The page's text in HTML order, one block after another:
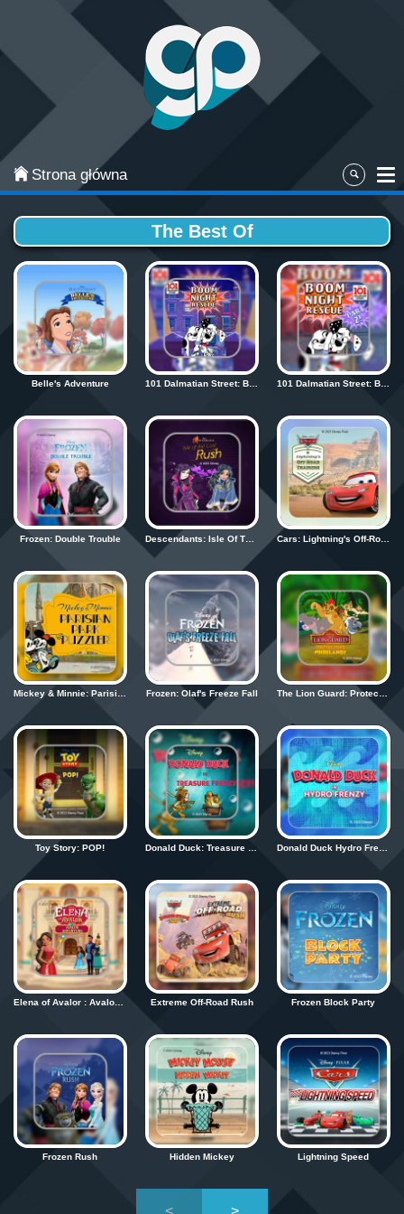
Strona główna
The Best Of
Belle's Adventure 101 Dalmatian Street: Boom Night Rescue 2 101 Dalmatian Street: Boom Night Rescue 2
Frozen: Double Trouble Descendants: Isle Of The Lost Rush Cars: Lightning's Off-Road Training
Frozen: Olaf's Freeze Fall
Toy Story: POP! Donald Duck Hydro Frenzy
Extreme Off-Road Rush Frozen Block Party
Frozen Rush Hidden Mickey Lightning Speed
Categories
Najpopularniejsze
Gry zręcznościowe
Gry akcji
Sport
Gry planszowe i karciane
Łamigłówki
Klasyczne gry
Zaloguj się